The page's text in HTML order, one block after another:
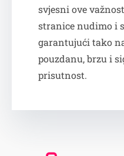
svjesni ove
stranice nudimo i
garantujući tako
pouzdanu, brzu i
prisutnost.